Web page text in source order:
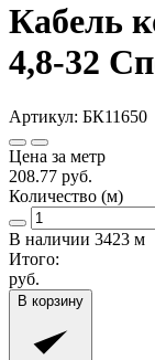
Кабель
4,8-32
Артикул: БК11650
Цена за метр
208.77 руб.
Количество (м)
В наличии 3423 м
Итого:
руб.
В корзину